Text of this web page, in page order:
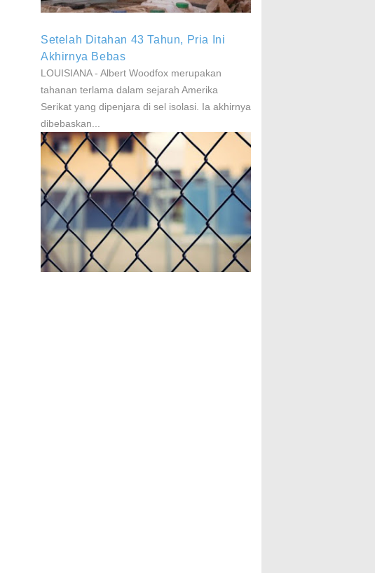
Setelah Ditahan 43 Tahun, Pria Ini
Akhirnya Bebas
LOUISIANA - Albert Woodfox merupakan
tahanan terlama dalam sejarah Amerika
Serikat yang dipenjara di sel isolasi. Ia akhirnya
dibebaskan...